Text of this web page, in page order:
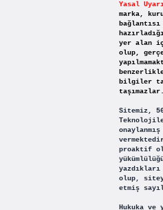
Yasal
marka,
bağlantısı
yer alan
olup,
bilgiler
taşımazlar.
Sitemiz,
proaktif
olup,
etmiş
Hukuka ve